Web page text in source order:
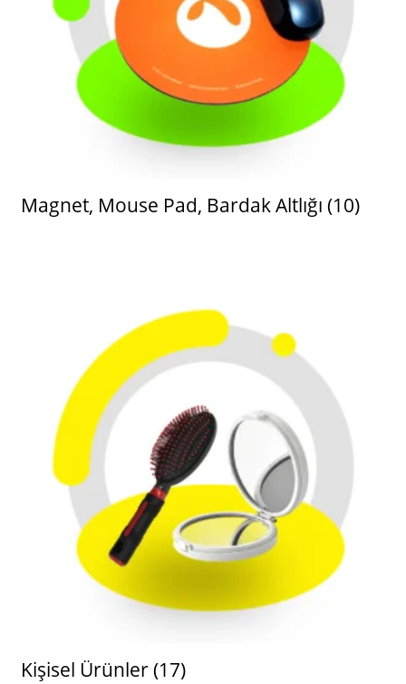
Magnet, Mouse Pad, Bardak Altlığı (10)
Kişisel Ürünler(17)